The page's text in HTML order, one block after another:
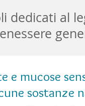
dedicati al
e mucose
sostanze